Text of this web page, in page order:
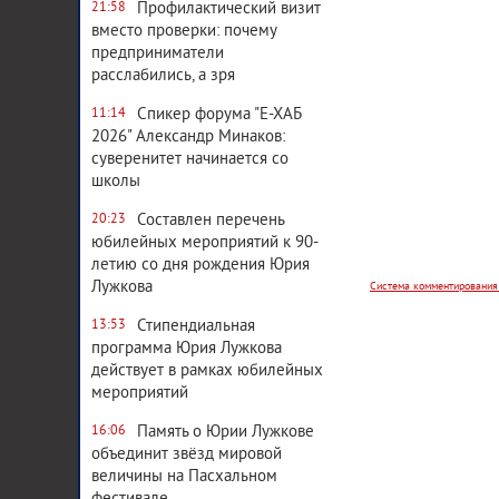
21:58
Профилактический визит
вместо проверки: почему
предприниматели
расслабились, а зря
11:14
Спикер форума "Е-ХАБ
2026" Александр Минаков:
суверенитет начинается со
школы
20:23
Составлен перечень
юбилейных мероприятий к 90-
летию со дня рождения Юрия
Лужкова
13:53
Стипендиальная
программа Юрия Лужкова
действует в рамках юбилейных
мероприятий
16:06
Память о Юрии Лужкове
объединит звёзд мировой
величины на Пасхальном